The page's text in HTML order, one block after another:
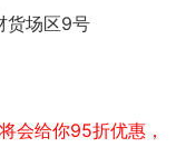
货场区9号
会给你95折优惠，